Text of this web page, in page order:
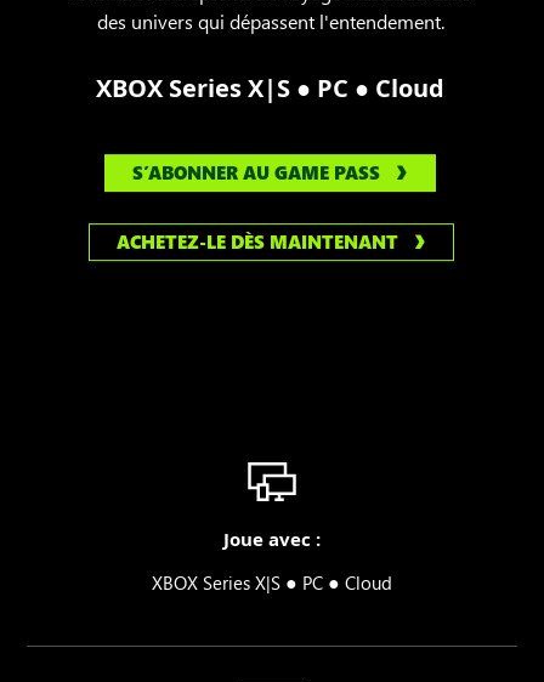
des univers qui dépassent l'entendement.
XBOX Series X|S ● PC ● Cloud
S’ABONNER AU GAME PASS
ACHETEZ-LE DÈS MAINTENANT
Joue avec :
XBOX Series X|S ● PC ● Cloud